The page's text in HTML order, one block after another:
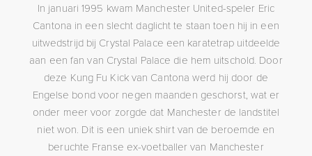
In januari 1995 kwam Manchester United-speler Eric
Cantona in een slecht daglicht te staan toen hij in een
uitwedstrijd bij Crystal Palace een karatetrap uitdeelde
aan een fan van Crystal Palace die hem uitschold. Door
deze Kung Fu Kick van Cantona werd hij door de
Engelse bond voor negen maanden geschorst, wat er
onder meer voor zorgde dat Manchester de landstitel
niet won. Dit is een uniek shirt van de beroemde en
beruchte Franse ex-voetballer van Manchester